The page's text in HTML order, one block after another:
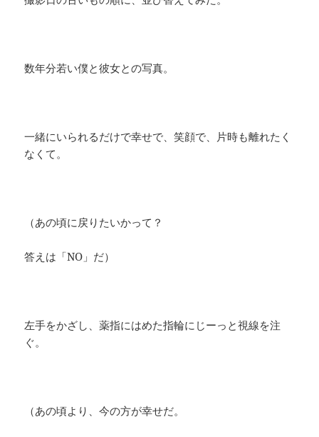
数年分若い僕と彼女との写真。
一緒にいられるだけで幸せで、笑顔で、片時も離れたく
なくて。
（あの頃に戻りたいかって？
答えは「NO」だ）
左手をかざし、薬指にはめた指輪にじーっと視線を注
ぐ。
（あの頃より、今の方が幸せだ。